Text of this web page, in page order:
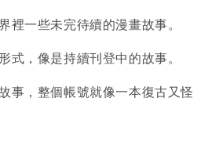
裡一些未完待續的漫畫故事。
式，像是持續刊登中的故事。
事，整個帳號就像一本復古又怪